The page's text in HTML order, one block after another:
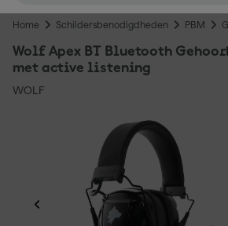
Home Schildersbenodigdheden PBM
Wolf Apex BT Bluetooth
met active listening
WOLF